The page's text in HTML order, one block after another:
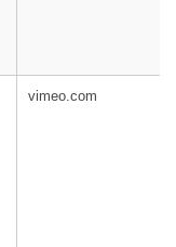
vimeo.com